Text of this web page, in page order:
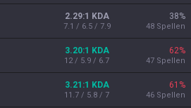
2.29:1 KDA
7.1 / 6.5 / 7.9
38%
48 Spellen
3.20:1 KDA
12 / 5.9 / 6.7
62%
47 Spellen
3.21:1 KDA
11.7 / 5.8 / 7
61 %
46 Spellen